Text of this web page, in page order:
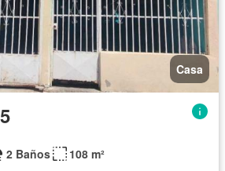
Casa
2 Baños
108 m²